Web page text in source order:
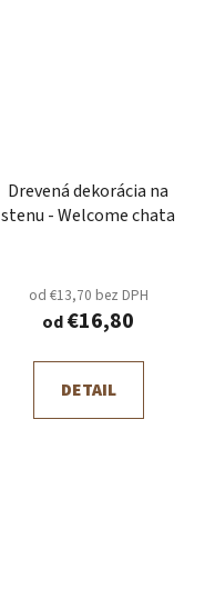
Drevená dekorácia na
stenu - Welcome chata
od €13,70 bez DPH
od€16,80
DETAIL